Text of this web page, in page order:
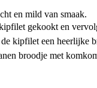
en mild van smaak.
gekookt en
kipfilet een heerlijke
broodje met